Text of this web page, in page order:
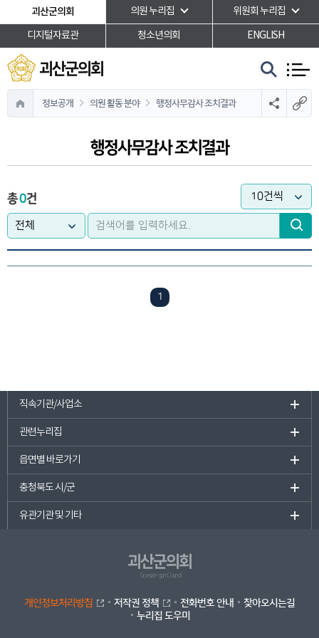
본문바로가기
괴산군의회 의원 누리집 위원회 누리집
디지털자료관 청소년의회 ENGLISH
괴산군의회
정보공개 의원 활동 분야 행정사무감사 조치결과
행정사무감사 조치결과
총0건
1
직속기관/사업소
관련누리집
읍면별 바로가기
충청북도 시/군
유관기관 및 기타
괴산군의회
Goesan-gun Council
개인정보처리방침 저작권 정책 전화번호 안내
찾아오시는길
누리집 도우미